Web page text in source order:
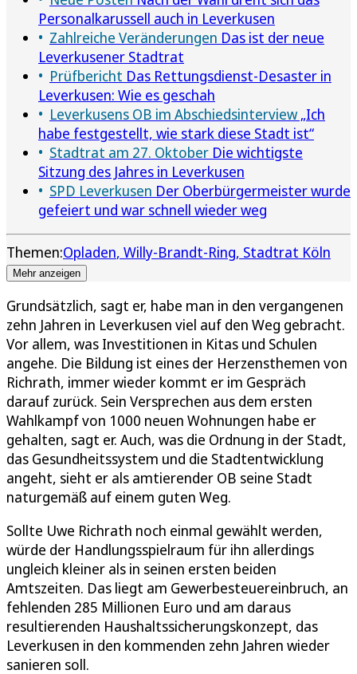
Personalkarussell auch in Leverkusen
Zahlreiche Veränderungen Das ist der neue
Leverkusener Stadtrat
Prüfbericht Das Rettungsdienst-Desaster in
Leverkusen: Wie es geschah
Leverkusens OB im Abschiedsinterview „Ich
habe festgestellt, wie stark diese Stadt ist“
Stadtrat am 27. Oktober Die wichtigste
Sitzung des Jahres in Leverkusen
SPD Leverkusen Der Oberbürgermeister wurde
gefeiert und war schnell wieder weg
Themen:Opladen Willy-Brandt-Ring Stadtrat Köln
Mehr anzeigen
Grundsätzlich, sagt er, habe man in den vergangenen
zehn Jahren in Leverkusen viel auf den Weg gebracht.
Vor allem, was Investitionen in Kitas und Schulen
angehe. Die Bildung ist eines der Herzensthemen von
Richrath, immer wieder kommt er im Gespräch
darauf zurück. Sein Versprechen aus dem ersten
Wahlkampf von 1000 neuen Wohnungen habe er
gehalten, sagt er. Auch, was die Ordnung in der Stadt,
das Gesundheitssystem und die Stadtentwicklung
angeht, sieht er als amtierender OB seine Stadt
naturgemäß auf einem guten Weg.
Sollte Uwe Richrath noch einmal gewählt werden,
würde der Handlungsspielraum für ihn allerdings
ungleich kleiner als in seinen ersten beiden
Amtszeiten. Das liegt am Gewerbesteuereinbruch, an
fehlenden 285 Millionen Euro und am daraus
resultierenden Haushaltssicherungskonzept, das
Leverkusen in den kommenden zehn Jahren wieder
sanieren soll.